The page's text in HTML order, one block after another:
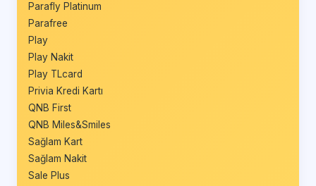
Parafly Platinum
Parafree
Play
Play Nakit
Play TLcard
Privia Kredi Kartı
QNB First
QNB Miles&Smiles
Sağlam Kart
Sağlam Nakit
Sale Plus